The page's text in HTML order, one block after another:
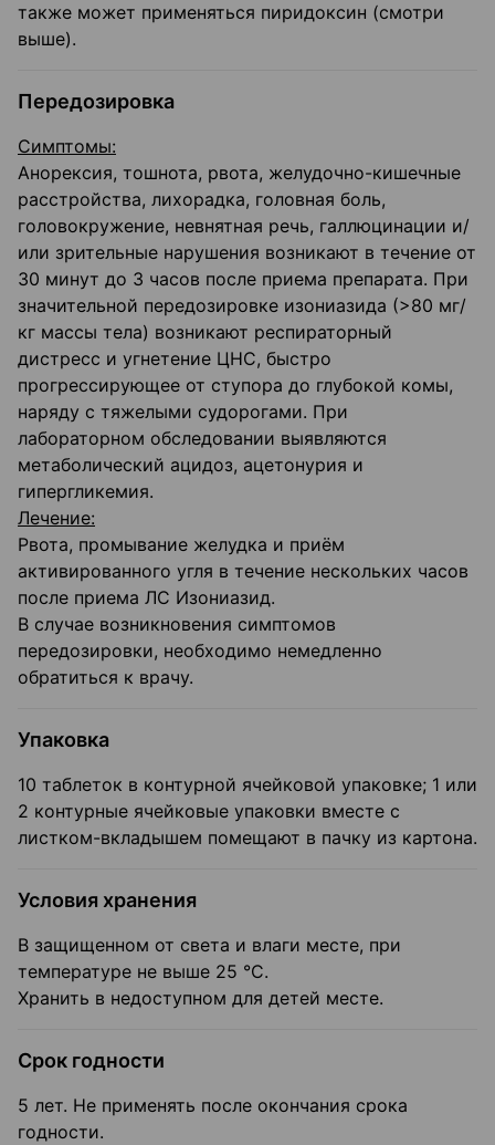
также может применяться пиридоксин (смотри
выше).
Передозировка
Симптомы:
Анорексия, тошнота, рвота, желудочно-кишечные
расстройства, лихорадка, головная боль,
головокружение, невнятная речь, галлюцинации и/
или зрительные нарушения возникают в течение от
30 минут до 3 часов после приема препарата. При
значительной передозировке изониазида (>80 мг/
кг массы тела) возникают респираторный
дистресс и угнетение ЦНС, быстро
прогрессирующее от ступора до глубокой комы,
наряду с тяжелыми судорогами. При
лабораторном обследовании выявляются
метаболический ацидоз, ацетонурия и
гипергликемия.
Лечение:
Рвота, промывание желудка и приём
активированного угля в течение нескольких часов
после приема ЛС Изониазид.
В случае возникновения симптомов
передозировки, необходимо немедленно
обратиться к врачу.
Упаковка
10 таблеток в контурной ячейковой упаковке; 1 или
2 контурные ячейковые упаковки вместе с
листком-вкладышем помещают в пачку из картона.
Условия хранения
В защищенном от света и влаги месте, при
температуре не выше 25 °C.
Хранить в недоступном для детей месте.
Срок годности
5 лет. Не применять после окончания срока
годности.